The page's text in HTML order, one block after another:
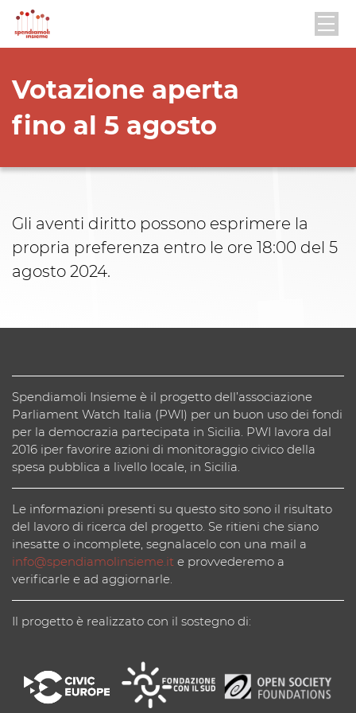
Votazione aperta
fino al 5 agosto
Gli aventi diritto possono esprimere la
propria preferenza entro le ore 18:00 del 5
agosto 2024.
Spendiamoli Insieme è il progetto dell’associazione
Parliament Watch Italia (PWI) per un buon uso dei fondi
per la democrazia partecipata in Sicilia. PWI lavora dal
2016 iper favorire azioni di monitoraggio civico della
spesa pubblica a livello locale, in Sicilia.
Le informazioni presenti su questo sito sono il risultato
del lavoro di ricerca del progetto. Se ritieni che siano
inesatte o incomplete, segnalacelo con una mail a
info@spendiamolinsieme.it e provvederemo a
verificarle e ad aggiornarle.
Il progetto è realizzato con il sostegno di: